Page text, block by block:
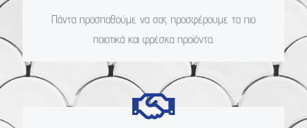
Πάντα προσπαθούμε να σας προσφέρουμε τα πιο
ποιοτικά και φρέσκα προϊόντα.